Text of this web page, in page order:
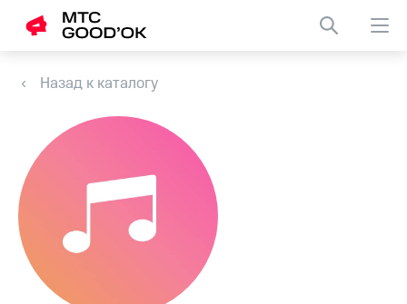
Назад к каталогу